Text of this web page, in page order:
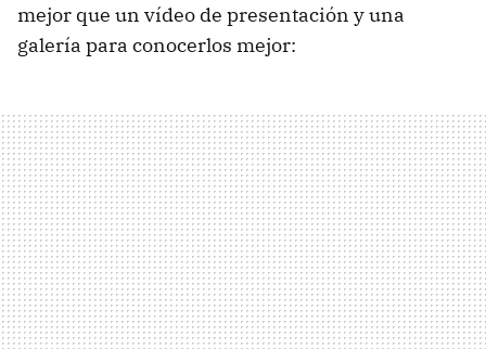
mejor que un vídeo de presentación y una
galería para conocerlos mejor: